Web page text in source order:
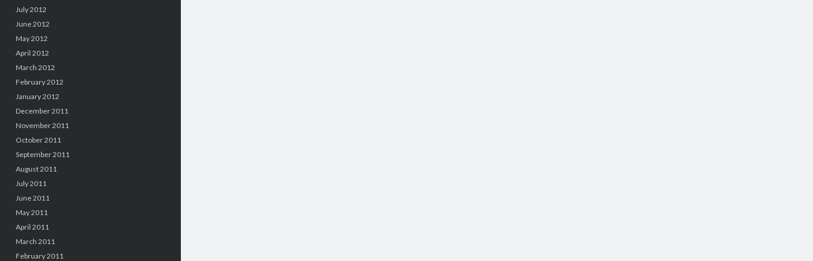
July 2012
June 2012
May 2012
April 2012
March 2012
February 2012
January 2012
December 2011
November 2011
October 2011
September 2011
August 2011
July 2011
June 2011
May 2011
April 2011
March 2011
February 2011